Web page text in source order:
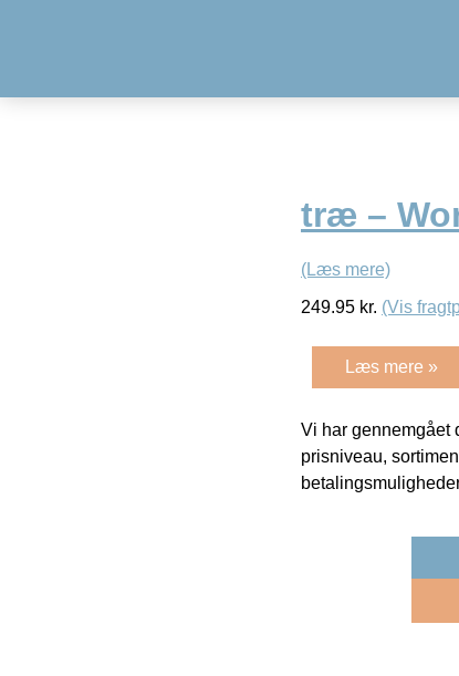
træ –
(Læs mere)
249.95 kr. (Vis
Læs mere »
Vi har gennemgået
prisniveau,